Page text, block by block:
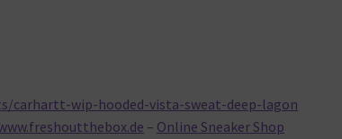
carhartt-wip-hooded-vista-sweat-deep-lagon
– Online Sneaker Shop